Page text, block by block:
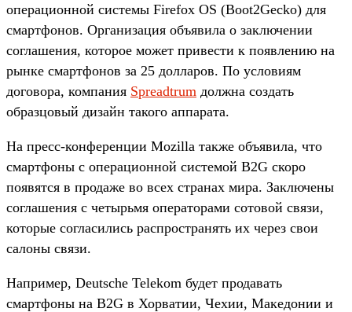
операционной системы Firefox OS (Boot2Gecko) для
смартфонов. Организация объявила о заключении
соглашения, которое может привести к появлению на
рынке смартфонов за 25 долларов. По условиям
договора, компания Spreadtrum должна создать
образцовый дизайн такого аппарата.
На пресс-конференции Mozilla также объявила, что
смартфоны с операционной системой B2G скоро
появятся в продаже во всех странах мира. Заключены
соглашения с четырьмя операторами сотовой связи,
которые согласились распространять их через свои
салоны связи.
Например, Deutsche Telekom будет продавать
смартфоны на B2G в Хорватии, Чехии, Македонии и